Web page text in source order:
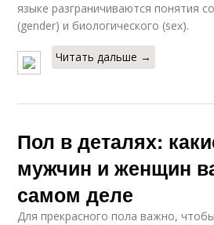
языке разграничиваются понятия
(gender) и биологического (sex).
Читать дальше →
Пол в деталях:
мужчин и женщин
самом деле
Для прекрасного пола важно,